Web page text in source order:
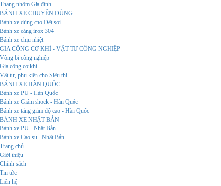
Thang nhôm Gia đình
BÁNH XE CHUYÊN DÙNG
Bánh xe dùng cho Dệt sợi
Bánh xe càng inox 304
Bánh xe chịu nhiệt
GIA CÔNG CƠ KHÍ - VẬT TƯ CÔNG NGHIỆP
Vòng bi công nghiệp
Gia công cơ khí
Vật tư, phụ kiện cho Siêu thị
BÁNH XE HÀN QUỐC
Bánh xe PU - Hàn Quốc
Bánh xe Giảm shock - Hàn Quốc
Bánh xe tăng giảm độ cao - Hàn Quốc
BÁNH XE NHẬT BẢN
Bánh xe PU - Nhật Bản
Bánh xe Cao su - Nhật Bản
Trang chủ
Giới thiệu
Chính sách
Tin tức
Liên hệ